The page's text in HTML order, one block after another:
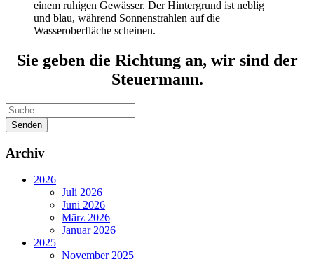
Sie geben die Richtung an, wir sind der
Steuermann.
Senden
Archiv
2026
Juli 2026
Juni 2026
März 2026
Januar 2026
2025
November 2025